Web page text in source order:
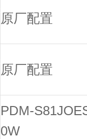
原厂配置
原厂配置
PDM-
0W